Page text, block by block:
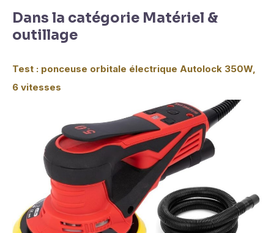
Dans la catégorie Matériel &
outillage
Test : ponceuse orbitale électrique Autolock 350W,
6 vitesses